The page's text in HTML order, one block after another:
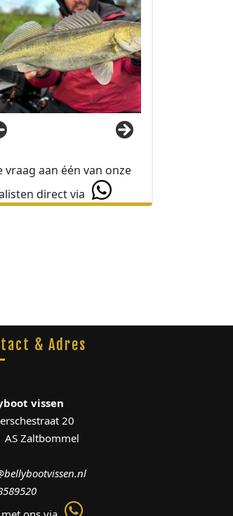
vraag aan één van onze
direct via
& Adres
vissen
20
AS Zaltbommel